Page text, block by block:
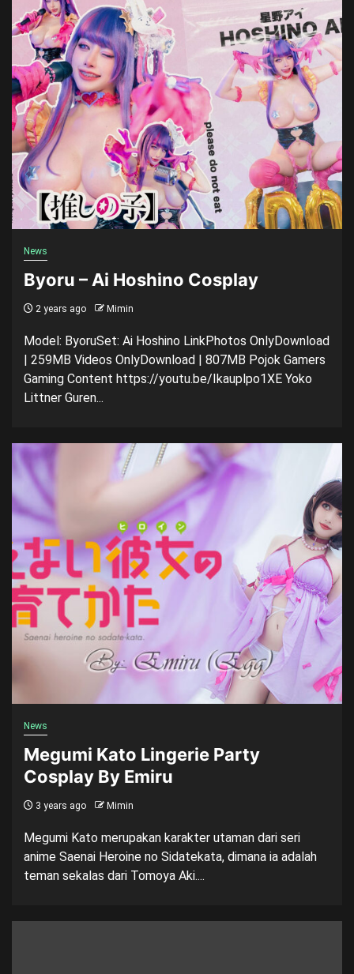
News
Byoru – Ai Hoshino Cosplay
2 years ago Mimin
Model: ByoruSet: Ai Hoshino LinkPhotos OnlyDownload
| 259MB Videos OnlyDownload | 807MB Pojok Gamers
Gaming Content https://youtu.be/Ikauplpo1XE Yoko
Littner Guren...
News
Megumi Kato Lingerie Party
Cosplay By Emiru
3 years ago Mimin
Megumi Kato merupakan karakter utaman dari seri
anime Saenai Heroine no Sidatekata, dimana ia adalah
teman sekalas dari Tomoya Aki....